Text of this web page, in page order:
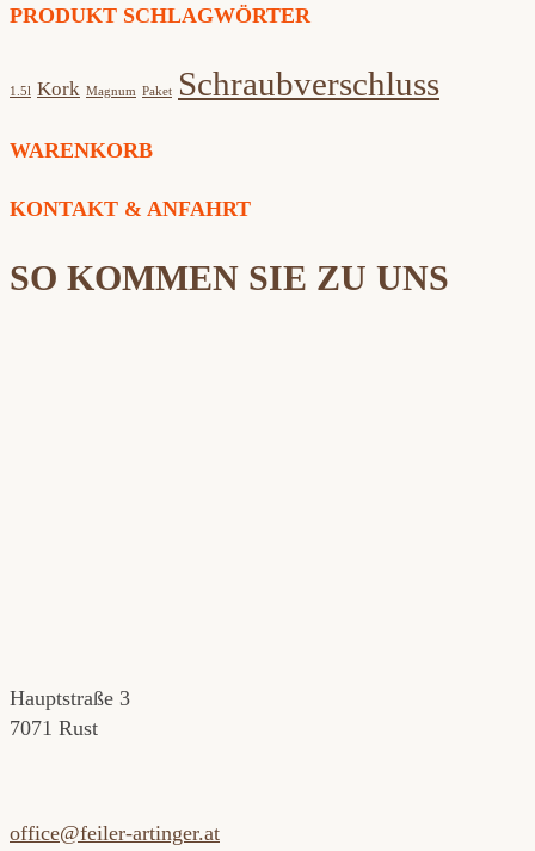
PRODUKT SCHLAGWÖRTER
1.5l Kork Magnum Paket Schraubverschluss
WARENKORB
KONTAKT & ANFAHRT
SO KOMMEN SIE ZU UNS
Hauptstraße 3
7071 Rust
office@feiler-artinger.at